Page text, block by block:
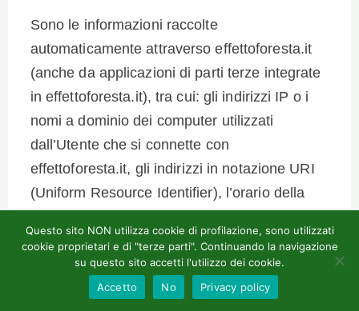
Sono le informazioni raccolte
automaticamente attraverso effettoforesta.it
(anche da applicazioni di parti terze integrate
in effettoforesta.it), tra cui: gli indirizzi IP o i
nomi a dominio dei computer utilizzati
dall’Utente che si connette con
effettoforesta.it, gli indirizzi in notazione URI
(Uniform Resource Identifier), l’orario della
richiesta al server, la dimensione del file
ottenuto in risposta, il codice numerico
indicante lo stato della risposta dal server
Questo sito NON utilizza cookie di profilazione, sono utilizzati
cookie proprietari e di "terze parti". Continuando la navigazione
su questo sito accetti l'utilizzo dei cookie.
Accetto
No Privacy policy